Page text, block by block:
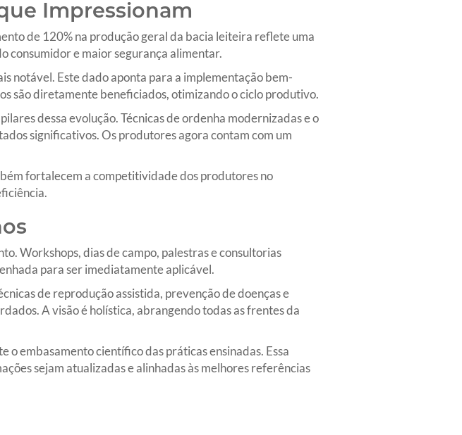
Impressionam
de 120% na produção geral da bacia leiteira reflete uma
consumidor e maior segurança alimentar.
notável. Este dado aponta para a implementação bem-
são diretamente beneficiados, otimizando o ciclo produtivo.
dessa evolução. Técnicas de ordenha modernizadas e o
significativos. Os produtores agora contam com um
fortalecem a competitividade dos produtores no
Workshops, dias de campo, palestras e consultorias
para ser imediatamente aplicável.
de reprodução assistida, prevenção de doenças e
A visão é holística, abrangendo todas as frentes da
embasamento científico das práticas ensinadas. Essa
sejam atualizadas e alinhadas às melhores referências